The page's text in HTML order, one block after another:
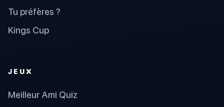
Tu préfères ?
Kings Cup
JEUX
Meilleur Ami Quiz